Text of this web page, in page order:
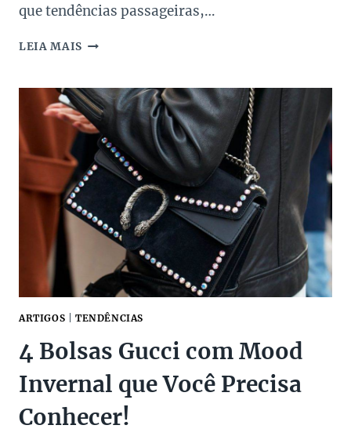
que tendências passageiras,…
LEIA MAIS 3
VENETA
PARA
UM
INVERNO
MAIS
ELEGANTE
ARTIGOS TENDÊNCIAS
4 Bolsas Gucci com Mood
Invernal que Você Precisa
Conhecer!